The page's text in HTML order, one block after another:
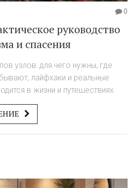
0
руководство
и спасения
узлов: для чего нужны, где
лайфхаки и реальные
в жизни и путешествиях.